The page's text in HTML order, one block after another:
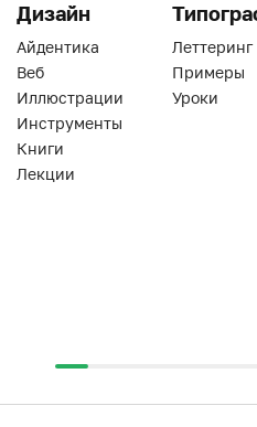
Дизайн
Айдентика
Веб
Иллюстрации
Инструменты
Книги
Лекции
Леттеринг
Примеры
Уроки